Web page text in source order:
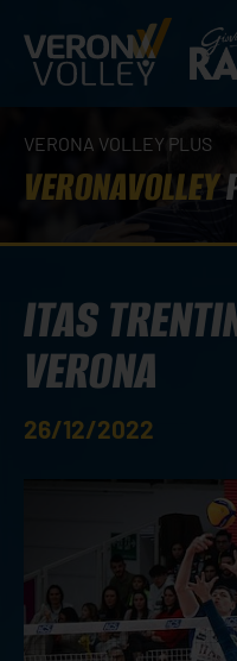
VERONA VOLLEY PLUS
VERONAVOLLEY
ITAS
VERONA
26/12/2022